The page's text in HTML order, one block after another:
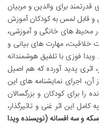
قدرتمند برای والدین و مربیان
و قابل لمس به کودکان آموزش
محیط های خانگی و آموزشی،
خلاقیت، مهارت های بیانی و
فوزی با تلفیق هوشمندانه
اثری پدید آورده که هم اصیل
اجرای نمایشنامه های این
را برای کودکان و بزرگسالان
این اثر غنی و تاثیرگذار،
و سه افسانه (نویسنده ویدا